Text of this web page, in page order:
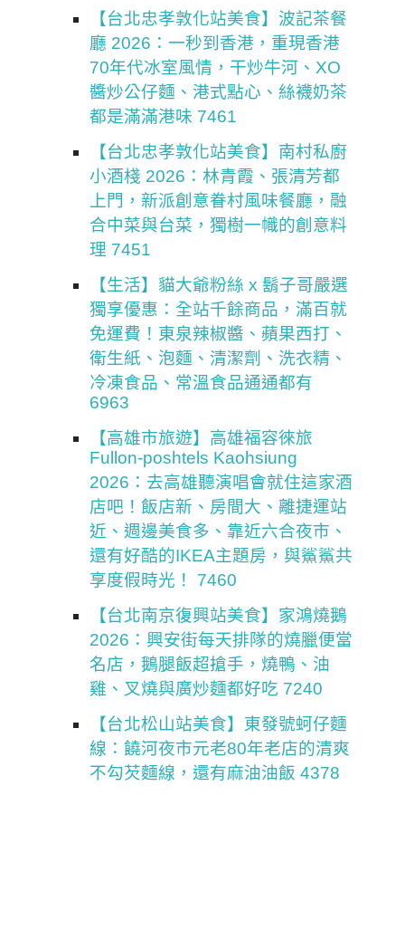
【台北忠孝敦化站美食】波記茶餐
廳 2026：一秒到香港，重現香港
70年代冰室風情，干炒牛河、XO
醬炒公仔麵、港式點心、絲襪奶茶
都是滿滿港味 7461
【台北忠孝敦化站美食】南村私廚
小酒棧 2026：林青霞、張清芳都
上門，新派創意眷村風味餐廳，融
合中菜與台菜，獨樹一幟的創意料
理 7451
【生活】貓大爺粉絲 x 鬍子哥嚴選
獨享優惠：全站千餘商品，滿百就
免運費！東泉辣椒醬、蘋果西打、
衛生紙、泡麵、清潔劑、洗衣精、
冷凍食品、常溫食品通通都有
6963
【高雄市旅遊】高雄福容徠旅
Fullon-poshtels Kaohsiung
2026：去高雄聽演唱會就住這家酒
店吧！飯店新、房間大、離捷運站
近、週邊美食多、靠近六合夜市、
還有好酷的IKEA主題房，與鯊鯊共
享度假時光！ 7460
【台北南京復興站美食】家鴻燒鵝
2026：興安街每天排隊的燒臘便當
名店，鵝腿飯超搶手，燒鴨、油
雞、叉燒與廣炒麵都好吃 7240
【台北松山站美食】東發號蚵仔麵
線：饒河夜市元老80年老店的清爽
不勾芡麵線，還有麻油油飯 4378